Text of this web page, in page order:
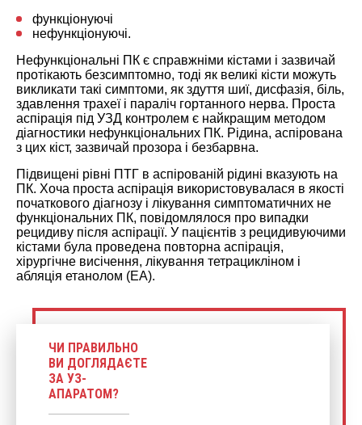
функціонуючі
нефункціонуючі.
Нефункціональні ПК є справжніми кістами і зазвичай
протікають безсимптомно, тоді як великі кісти можуть
викликати такі симптоми, як здуття шиї, дисфазія, біль,
здавлення трахеї і параліч гортанного нерва. Проста
аспірація під УЗД контролем є найкращим методом
діагностики нефункціональних ПК. Рідина, аспірована
з цих кіст, зазвичай прозора і безбарвна.
Підвищені рівні ПТГ в аспірованій рідині вказують на
ПК. Хоча проста аспірація використовувалася в якості
початкового діагнозу і лікування симптоматичних не
функціональних ПК, повідомлялося про випадки
рецидиву після аспірації. У пацієнтів з рецидивуючими
кістами була проведена повторна аспірація,
хірургічне висічення, лікування тетрацикліном і
абляція етанолом (ЕА).
ЧИ ПРАВИЛЬНО
ВИ ДОГЛЯДАЄТЕ
ЗА УЗ-
АПАРАТОМ?